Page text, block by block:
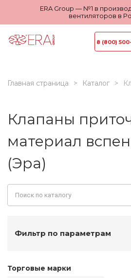
ERA Group — №1 в
вентиляторов в
8 (800)
Главная страница Каталог
Клапаны
материал
(Эра)
Фильтр по параметрам
Торговые марки